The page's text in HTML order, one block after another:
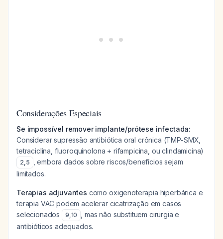
Considerações Especiais
Se impossível remover implante/prótese infectada:
Considerar supressão antibiótica oral crônica (TMP-SMX,
tetraciclina, fluoroquinolona + rifampicina, ou clindamicina)
2,5
, embora dados sobre riscos/benefícios sejam
limitados.
Terapias adjuvantes como oxigenoterapia hiperbárica e
terapia VAC podem acelerar cicatrização em casos
selecionados
9,10
, mas não substituem cirurgia e
antibióticos adequados.